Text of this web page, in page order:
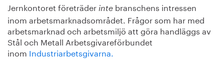
Jernkontoret företräder inte branschens intressen
inom arbetsmarknadsområdet. Frågor som har med
arbetsmarknad och arbetsmiljö att göra handläggs av
Stål och Metall Arbetsgivareförbundet
inom Industriarbetsgivarna.